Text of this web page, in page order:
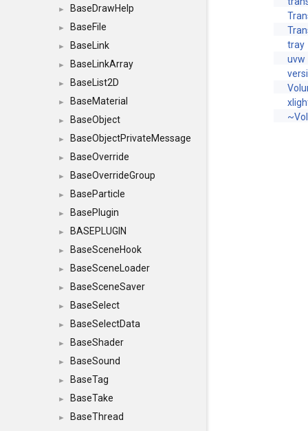
► BaseDrawHelp
► BaseFile
► BaseLink
► BaseLinkArray
► BaseList2D
► BaseMaterial
► BaseObject
► BaseObjectPrivateMessage
► BaseOverride
► BaseOverrideGroup
► BaseParticle
► BasePlugin
► BASEPLUGIN
► BaseSceneHook
► BaseSceneLoader
► BaseSceneSaver
► BaseSelect
► BaseSelectData
► BaseShader
► BaseSound
► BaseTag
► BaseTake
►
BaseThread
tray
uvw